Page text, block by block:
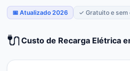
📅 Atualizado 2026 ✓ Gratuito e sem
🔌Custo de Recarga Elétrica